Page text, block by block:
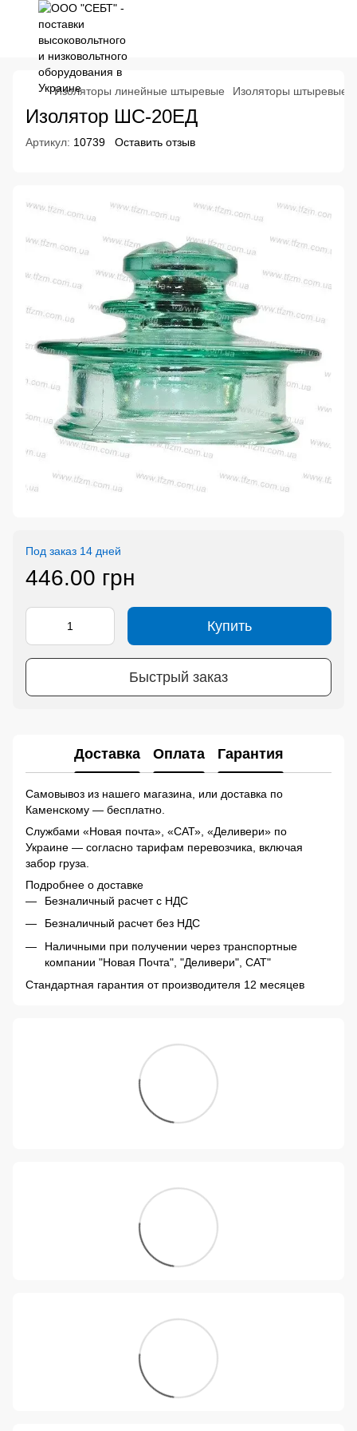
Изоляторы линейные штыревые Изоляторы штыревые
Изолятор ШС-20ЕД
Артикул: 10739 Оставить отзыв
Под заказ 14 дней
446.00 грн
Купить
Быстрый заказ
Доставка Оплата Гарантия
Самовывоз из нашего магазина, или доставка по
Каменскому — бесплатно.
Службами «Новая почта», «САТ», «Деливери» по
Украине — согласно тарифам перевозчика, включая
забор груза.
Подробнее о доставке
Безналичный расчет с НДС
Безналичный расчет без НДС
Наличными при получении через транспортные
компании "Новая Почта", "Деливери", САТ"
Стандартная гарантия от производителя 12 месяцев